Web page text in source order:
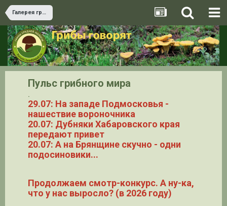
Галерея грибов
Пульс грибного мира
.
29.07: На западе Подмосковья -
нашествие вороночника
20.07: Дубняки Хабаровского края
передают привет
20.07: А на Брянщине скучно - одни
подосиновики...
Продолжаем смотр-конкурс. А ну-ка,
что у нас выросло? (в 2026 году)